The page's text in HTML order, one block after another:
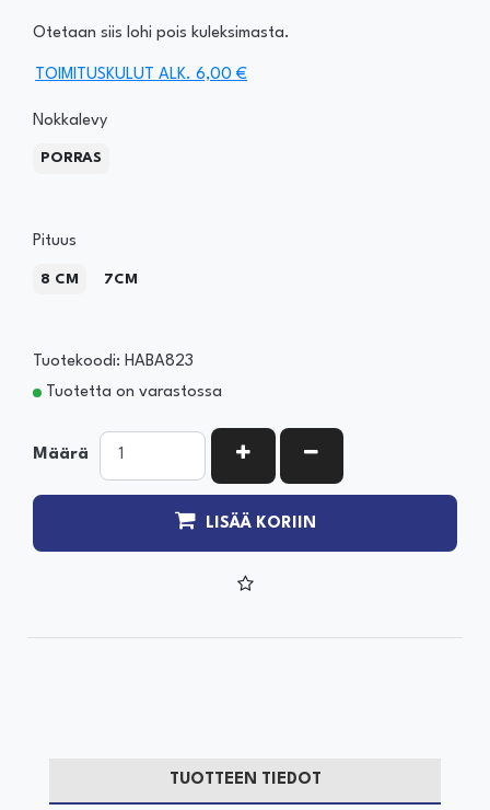
Otetaan siis lohi pois kuleksimasta.
TOIMITUSKULUT ALK. 6,00 €
Nokkalevy
PORRAS
Pituus
8 CM 7CM
Tuotekoodi: HABA823
Tuotetta on varastossa
Määrä KASVATA MÄÄRÄÄ
VÄHENNÄ MÄÄRÄÄ
LISÄÄ KORIIN
TUOTTEEN TIEDOT